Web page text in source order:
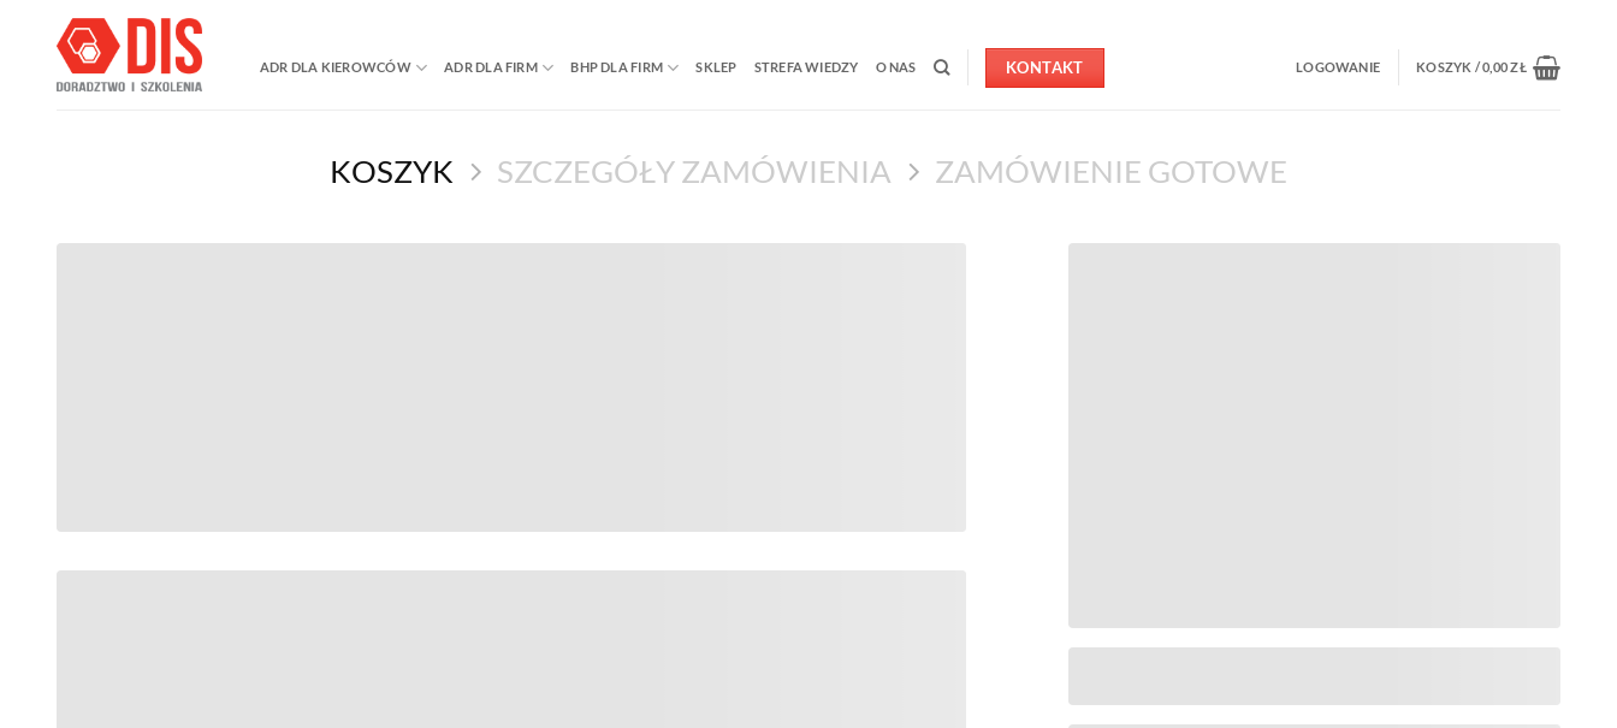
zawartości
ADR DLA KIEROWCÓW ADR DLA FIRM BHP DLA FIRM SKLEP STREFA WIEDZY O NAS KONTAKT LOGOWANIE KOSZYK /0,00ZŁ
KOSZYK SZCZEGÓŁY ZAMÓWIENIA ZAMÓWIENIE GOTOWE